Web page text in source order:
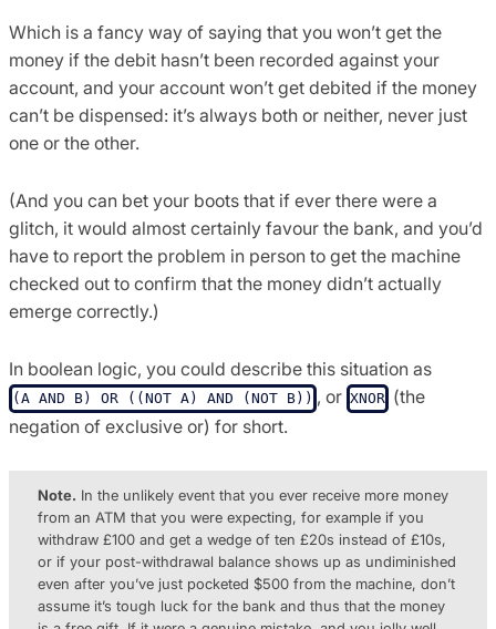
Which is a fancy way of saying that you won’t get the
money if the debit hasn’t been recorded against your
account, and your account won’t get debited if the money
can’t be dispensed: it’s always both or neither, never just
one or the other.
(And you can bet your boots that if ever there were a
glitch, it would almost certainly favour the bank, and you’d
have to report the problem in person to get the machine
checked out to confirm that the money didn’t actually
emerge correctly.)
In boolean logic, you could describe this situation as
(A AND B) OR ((NOT A) AND (NOT B)) , or XNOR (the
negation of exclusive or) for short.
Note. In the unlikely event that you ever receive more money
from an ATM that you were expecting, for example if you
withdraw £100 and get a wedge of ten £20s instead of £10s,
or if your post-withdrawal balance shows up as undiminished
even after you’ve just pocketed $500 from the machine, don’t
assume it’s tough luck for the bank and thus that the money